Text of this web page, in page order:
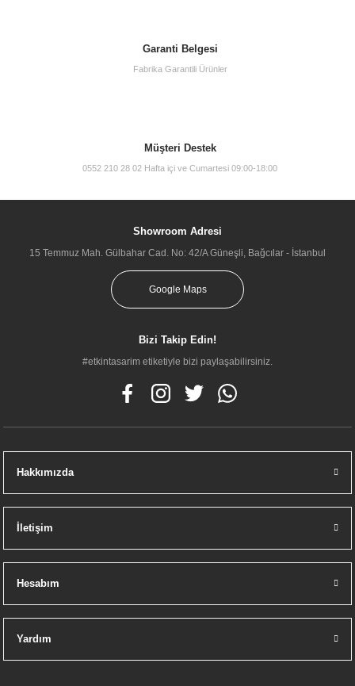
Garanti Belgesi
Fabrika Garantili Ürünler
Müşteri Destek
0552 210 28 02 Hafta içi ve Cumartesi 09:00-18:00
Showroom Adresi
15 Temmuz Mah. Gülbahar Cad. No: 42/A Güneşli, Bağcılar - İstanbul
Google Maps
Bizi Takip Edin!
#etkintasarim etiketiyle bizi paylaşabilirsiniz.
Hakkımızda
İletişim
Hesabım
Yardım